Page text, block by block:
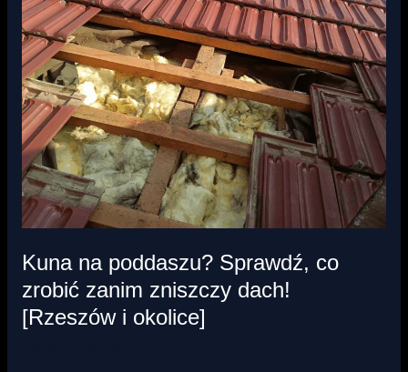
Kuna na poddaszu? Sprawdź, co
zrobić zanim zniszczy dach!
[Rzeszów i okolice]
zanim
zniszczy
dach!
[Rzeszów
i
okolice]